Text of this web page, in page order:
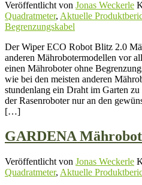
Veröffentlicht von Jonas Weckerle
Quadratmeter, Aktuelle
Begrenzungskabel
Der Wiper ECO Robot Blitz 2.0
anderen Mährobotermodellen vor
einen Mähroboter ohne
wie bei den meisten anderen
stundenlang ein Draht im Garten
der Rasenroboter nur an den
[…]
GARDENA
Veröffentlicht von Jonas Weckerle
Quadratmeter, Aktuelle